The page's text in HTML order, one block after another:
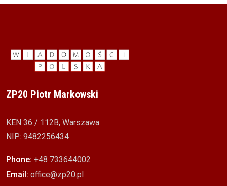
ZP20 Piotr Markowski
KEN 36 / 112B, Warszawa
NIP: 9482256434
Phone: +48 733644002
Email: office@zp20.pl